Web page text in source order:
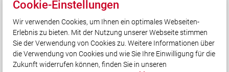
Einsätze
Feuerwachen
Fahrzeuge
Datenschutzerklärung Social Media
Cookie-Einstellungen
Wir verwenden Cookies, um Ihnen ein optimales Webseiten-
Erlebnis zu bieten. Mit der Nutzung unserer Webseite stimmen
Sie der Verwendung von Cookies zu. Weitere Informationen über
die Verwendung von Cookies und wie Sie Ihre Einwilligung für die
Zukunft widerrufen können, finden Sie in unseren